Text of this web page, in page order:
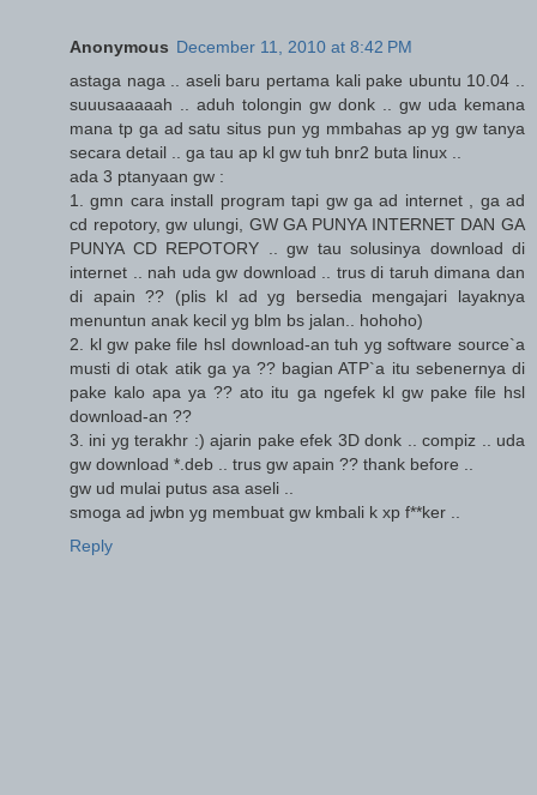
Anonymous December 11, 2010 at 8:42 PM
astaga naga .. aseli baru pertama kali pake ubuntu 10.04 ..
suuusaaaaah .. aduh tolongin gw donk .. gw uda kemana
mana tp ga ad satu situs pun yg mmbahas ap yg gw tanya
secara detail .. ga tau ap kl gw tuh bnr2 buta linux ..
ada 3 ptanyaan gw :
1. gmn cara install program tapi gw ga ad internet , ga ad
cd repotory, gw ulungi, GW GA PUNYA INTERNET DAN GA
PUNYA CD REPOTORY .. gw tau solusinya download di
internet .. nah uda gw download .. trus di taruh dimana dan
di apain ?? (plis kl ad yg bersedia mengajari layaknya
menuntun anak kecil yg blm bs jalan.. hohoho)
2. kl gw pake file hsl download-an tuh yg software source`a
musti di otak atik ga ya ?? bagian ATP`a itu sebenernya di
pake kalo apa ya ?? ato itu ga ngefek kl gw pake file hsl
download-an ??
3. ini yg terakhr :) ajarin pake efek 3D donk .. compiz .. uda
gw download *.deb .. trus gw apain ?? thank before ..
gw ud mulai putus asa aseli ..
smoga ad jwbn yg membuat gw kmbali k xp f**ker ..
Reply